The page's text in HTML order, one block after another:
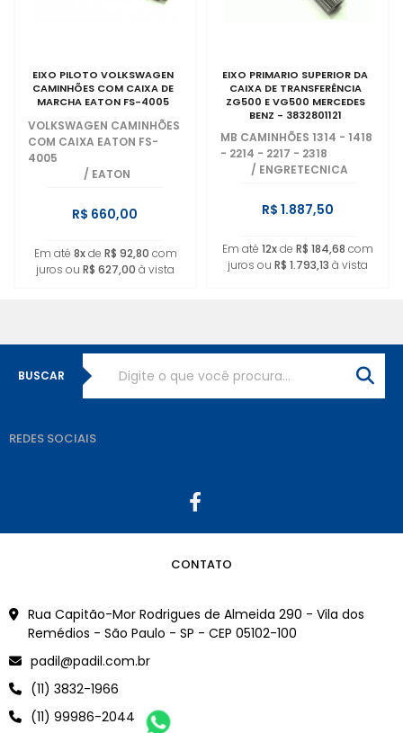
EIXO PILOTO VOLKSWAGEN
CAMINHÕES COM CAIXA DE
MARCHA EATON FS-4005
VOLKSWAGEN CAMINHÕES
COM CAIXA EATON FS-
4005
/ EATON
R$ 660,00
Em até 8xde R$ 92,80 com
juros ou R$ 627,00 à vista
EIXO PRIMARIO SUPERIOR DA
CAIXA DE TRANSFERÊNCIA
ZG500 E VG500 MERCEDES
BENZ - 3832801121
MB CAMINHÕES 1314 - 1418
- 2214 - 2217 - 2318
/ ENGRETECNICA
R$ 1.887,50
Em até 12xde R$ 184,68 com
juros ou R$ 1.793,13 à vista
BUSCAR
REDES SOCIAIS
CONTATO
Rua Capitão-Mor Rodrigues de Almeida 290 - Vila dos
Remédios - São Paulo - SP - CEP 05102-100
padil@padil.com.br
(11) 3832-1966
(11) 99986-2044